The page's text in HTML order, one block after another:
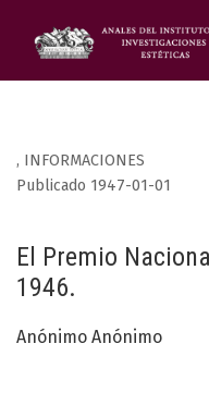
, INFORMACIONES
El Premio
1946.
Publicado 1947-01-01
Anónimo Anónimo